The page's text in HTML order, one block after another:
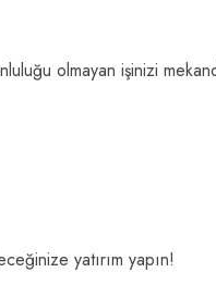
olmayan işinizi
yatırım yapın!